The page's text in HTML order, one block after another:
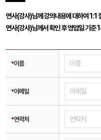
연사(강사)님께 강의내용에 대하여 1:1
연사(강사)님께서 확인 후 영업일 기준
*이름
*이메일
*연락처